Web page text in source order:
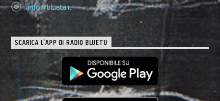
info@bluetu.it
SCARICA L’APP DI RADIO BLUETU